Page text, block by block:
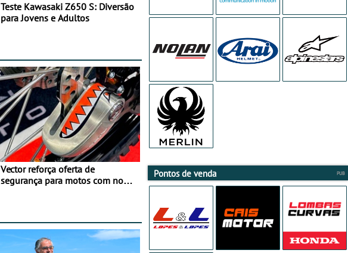
Teste Kawasaki Z650 S: Diversão
para Jovens e Adultos
Vector reforça oferta de
segurança para motos com nova
Pontos de venda